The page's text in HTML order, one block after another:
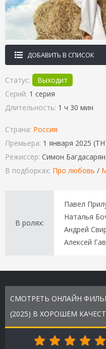
ДОБАВИТЬ В СПИСОК
Статус:
Выходит
Серий: 1 серия
Длительность: 1 ч 30 мин
Страна: Россия
Премьера: 1 января 2025
Режиссёр: Симон Багдасарян
В подборках: Про любовь /
В ролях:
Павел
Наталья
Андрей
Алексей
СМОТРЕТЬ ОНЛАЙН
(2025) В ХОРОШЕМ